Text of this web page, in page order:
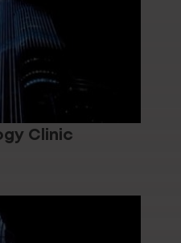
Clinic